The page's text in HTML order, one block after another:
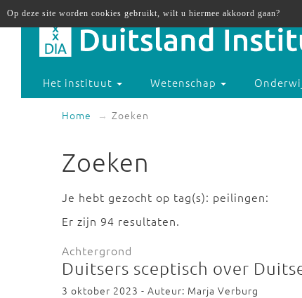
Het instituut Wetenschap
Home Zoeken
Zoeken
Je hebt gezocht op tag(s): peilingen:
Er zijn 94 resultaten.
Achtergrond
Duitsers sceptisch over
3 oktober 2023 - Auteur: Marja Verburg
Op deze site worden cookies gebruikt, wilt u hiermee akkoord gaan?